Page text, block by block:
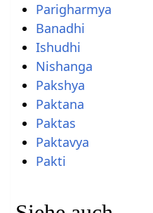
Parigharmya
Banadhi
Ishudhi
Nishanga
Pakshya
Paktana
Paktas
Paktavya
Pakti